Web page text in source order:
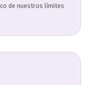
de nuestros límites